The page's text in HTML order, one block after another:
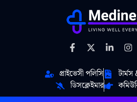
প্রাইভেসী পলিসি
ডিসক্লেইমার